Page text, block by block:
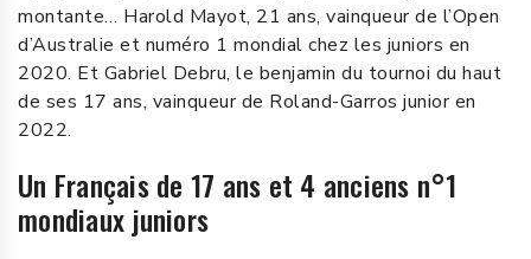
montante… Harold Mayot, 21 ans, vainqueur de l’Open
d’Australie et numéro 1 mondial chez les juniors en
2020. Et Gabriel Debru, le benjamin du tournoi du haut
de ses 17 ans, vainqueur de Roland-Garros junior en
2022.
Un Français de 17 ans et 4 anciens n°1
mondiaux juniors